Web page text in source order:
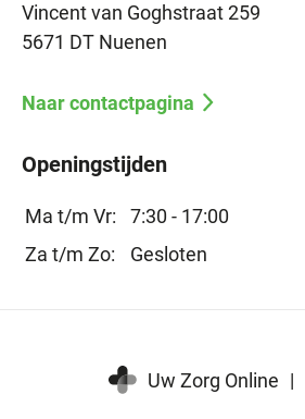
Vincent van Goghstraat 259
5671 DT Nuenen
Naar contactpagina
Openingstijden
Ma t/m Vr:
7:30 - 17:00
Za t/m Zo:
Gesloten
Uw Zorg Online |